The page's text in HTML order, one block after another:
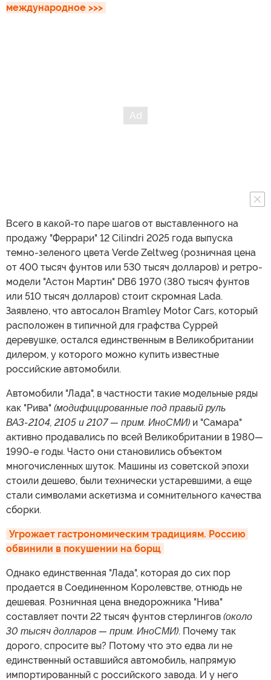
международное >>>
Всего в какой-то паре шагов от выставленного на
продажу "Феррари" 12 Cilindri 2025 года выпуска
темно-зеленого цвета Verde Zeltweg (розничная цена
от 400 тысяч фунтов или 530 тысяч долларов) и ретро-
модели "Астон Мартин" DB6 1970 (380 тысяч фунтов
или 510 тысяч долларов) стоит скромная Lada.
Заявлено, что автосалон Bramley Motor Cars, который
расположен в типичной для графства Суррей
деревушке, остался единственным в Великобритании
дилером, у которого можно купить известные
российские автомобили.
Автомобили "Лада", в частности такие модельные ряды
как "Рива" (модифицированные под правый руль
ВАЗ-2104, 2105 и 2107 — прим. ИноСМИ) и "Самара"
активно продавались по всей Великобритании в 1980—
1990-е годы. Часто они становились объектом
многочисленных шуток. Машины из советской эпохи
стоили дешево, были технически устаревшими, а еще
стали символами аскетизма и сомнительного качества
сборки.
Угрожает гастрономическим традициям. Россию
обвинили в покушении на борщ
Однако единственная "Лада", которая до сих пор
продается в Соединенном Королевстве, отнюдь не
дешевая. Розничная цена внедорожника "Нива"
составляет почти 22 тысяч фунтов стерлингов (около
30 тысяч долларов — прим. ИноСМИ). Почему так
дорого, спросите вы? Потому что это едва ли не
единственный оставшийся автомобиль, напрямую
импортированный с российского завода. И у него